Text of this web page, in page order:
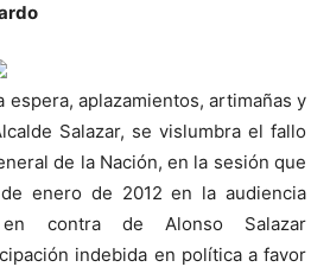
espera, aplazamientos, artimañas y
Salazar, se vislumbra el fallo
de la Nación, en la sesión que
enero de 2012 en la audiencia
en contra de Alonso Salazar
indebida en política a favor